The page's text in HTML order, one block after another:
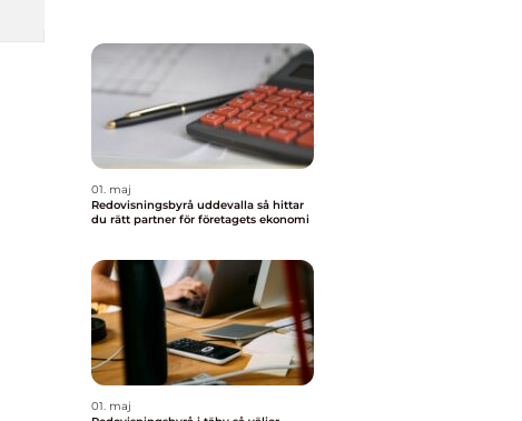
01. maj
Redovisningsbyrå uddevalla så hittar
du rätt partner för företagets ekonomi
01. maj